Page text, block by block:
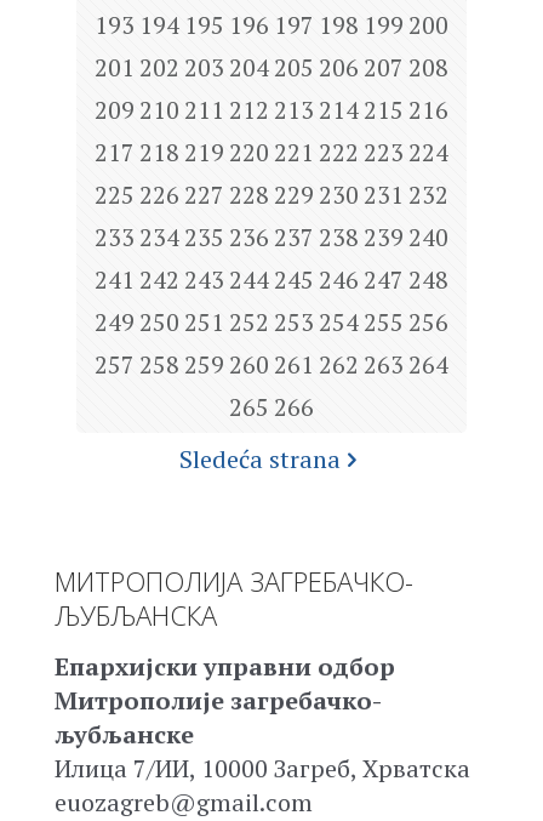
193 194 195 196 197 198 199 200
201 202 203 204205 206 207 208
209 210 211 212 213 214215 216
217 218 219 220 221 222 223 224
225 226 227 228 229 230 231 232
233 234235 236 237 238 239 240
241 242 243 244245 246 247 248
249 250 251 252 253 254255 256
257 258 259 260 261 262 263 264
265 266
Sledeća strana
МИТРОПОЛИЈА ЗАГРЕБАЧКО-
ЉУБЉАНСКА
Епархијски управни одбор
Митрополије загребачко-
љубљанске
Илица 7/ИИ, 10000 Загреб, Хрватска
euozagreb@gmail.com